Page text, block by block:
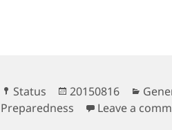
Format
Status
Posted
on
20150816
Preparedness
Leave a